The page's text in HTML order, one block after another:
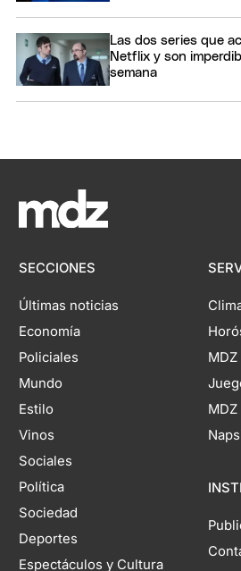
Las dos series que
Netflix y son
semana
SECCIONES
Últimas noticias
Economía
Policiales
Mundo
Estilo
Vinos
Sociales
Política
Sociedad
Deportes
Espectáculos y Cultura
MDZ
MDZ